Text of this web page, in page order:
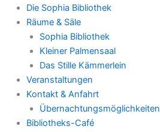
Die Sophia Bibliothek
Räume & Säle
Sophia Bibliothek
Kleiner Palmensaal
Das Stille Kämmerlein
Veranstaltungen
Kontakt & Anfahrt
Übernachtungsmöglichkeiten
Bibliotheks-Café